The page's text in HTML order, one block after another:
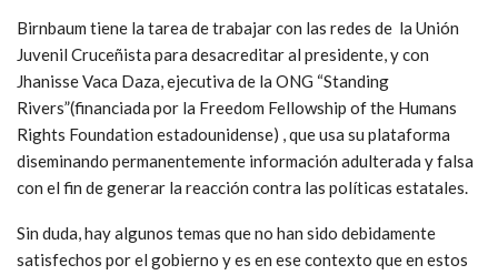
Birnbaum tiene la tarea de trabajar con las redes de la Unión
Juvenil Cruceñista para desacreditar al presidente, y con
Jhanisse Vaca Daza, ejecutiva de la ONG “Standing
Rivers”(financiada por la Freedom Fellowship of the Humans
Rights Foundation estadounidense) , que usa su plataforma
diseminando permanentemente información adulterada y falsa
con el fin de generar la reacción contra las políticas estatales.
Sin duda, hay algunos temas que no han sido debidamente
satisfechos por el gobierno y es en ese contexto que en estos